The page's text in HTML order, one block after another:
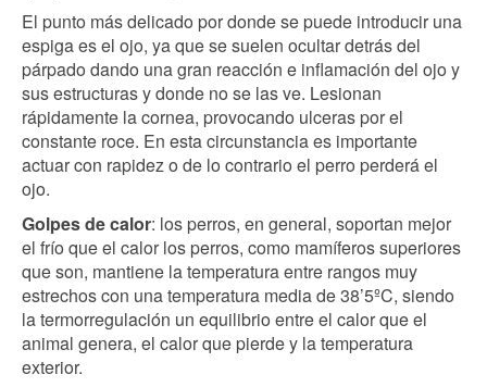
El punto más delicado por donde se puede introducir una
espiga es el ojo, ya que se suelen ocultar detrás del
párpado dando una gran reacción e inflamación del ojo y
sus estructuras y donde no se las ve. Lesionan
rápidamente la cornea, provocando ulceras por el
constante roce. En esta circunstancia es importante
actuar con rapidez o de lo contrario el perro perderá el
ojo.
Golpes de calor: los perros, en general, soportan mejor
el frío que el calor los perros, como mamíferos superiores
que son, mantiene la temperatura entre rangos muy
estrechos con una temperatura media de 38’5ºC, siendo
la termorregulación un equilibrio entre el calor que el
animal genera, el calor que pierde y la temperatura
exterior.